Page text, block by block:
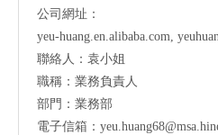
公司網址：
yeu-huang.en.alibaba.com,
聯絡人：袁小姐
職稱：業務負責人
部門：業務部
電子信箱：